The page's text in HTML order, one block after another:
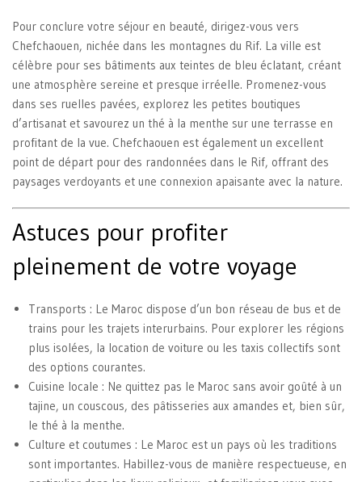
Pour conclure votre séjour en beauté, dirigez-vous vers
Chefchaouen, nichée dans les montagnes du Rif. La ville est
célèbre pour ses bâtiments aux teintes de bleu éclatant, créant
une atmosphère sereine et presque irréelle. Promenez-vous
dans ses ruelles pavées, explorez les petites boutiques
d’artisanat et savourez un thé à la menthe sur une terrasse en
profitant de la vue. Chefchaouen est également un excellent
point de départ pour des randonnées dans le Rif, offrant des
paysages verdoyants et une connexion apaisante avec la nature.
Astuces pour profiter
pleinement de votre voyage
Transports : Le Maroc dispose d’un bon réseau de bus et de
trains pour les trajets interurbains. Pour explorer les régions
plus isolées, la location de voiture ou les taxis collectifs sont
des options courantes.
Cuisine locale : Ne quittez pas le Maroc sans avoir goûté à un
tajine, un couscous, des pâtisseries aux amandes et, bien sûr,
le thé à la menthe.
Culture et coutumes : Le Maroc est un pays où les traditions
sont importantes. Habillez-vous de manière respectueuse, en